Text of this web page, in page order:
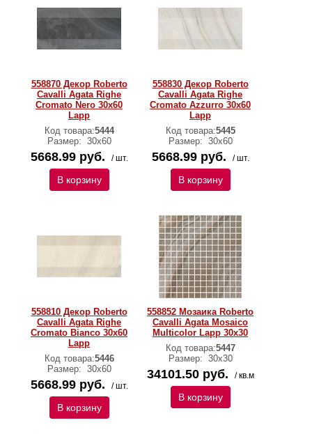
558870 Декор Roberto
Cavalli Agata Righe
Cromato Nero 30x60
Lapp
Код товара:5444
Размер: 30х60
5668.99 руб. / шт.
В корзину
558830 Декор Roberto
Cavalli Agata Righe
Cromato Azzurro 30x60
Lapp
Код товара:5445
Размер: 30х60
5668.99 руб. / шт.
В корзину
558810 Декор Roberto
Cavalli Agata Righe
Cromato Bianco 30x60
Lapp
Код товара:5446
Размер: 30х60
5668.99 руб. / шт.
В корзину
558852 Мозаика Roberto
Cavalli Agata Mosaico
Multicolor Lapp 30x30
Код товара:5447
Размер: 30х30
34101.50 руб. / кв.м
В корзину